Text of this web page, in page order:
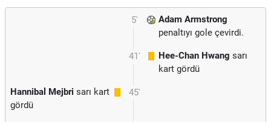
5'
Adam Armstrong
penaltıyı gole çevirdi.
41' Hee-Chan Hwang sarı
kart gördü
45'
Hannibal Mejbri sarı kart
gördü